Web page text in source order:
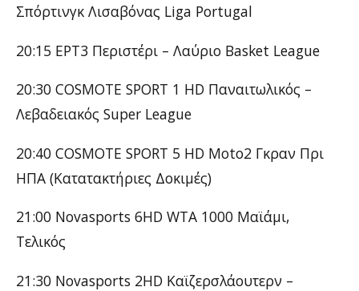
Σπόρτινγκ Λισαβόνας Liga Portugal
20:15 ΕΡΤ3 Περιστέρι – Λαύριο Basket League
20:30 COSMOTE SPORT 1 HD Παναιτωλικός –
Λεβαδειακός Super League
20:40 COSMOTE SPORT 5 HD Moto2 Γκραν Πρι
ΗΠΑ (Κατατακτήριες Δοκιμές)
21:00 Novasports 6HD WTA 1000 Μαϊάμι,
Τελικός
21:30 Novasports 2HD Καϊζερσλάουτερν –